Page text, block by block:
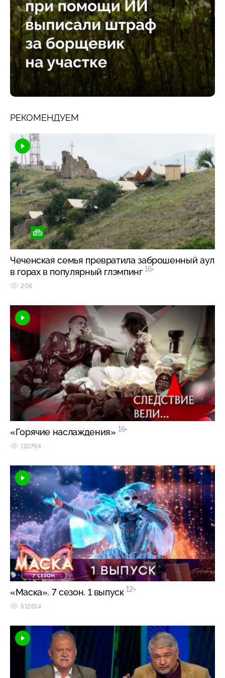
РЕКОМЕНДУЕМ
Чеченская семья превратила заброшенный аул
в горах в популярный глэмпинг 16+
206
«Горячие наслаждения» 16+
110794
«Маска». 7 сезон. 1 выпуск 12+
512614